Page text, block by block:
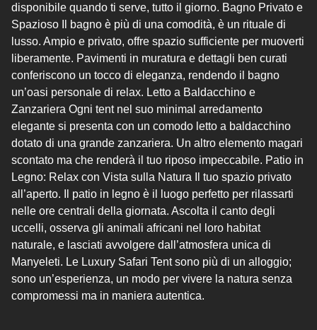
disponibile quando ti serve, tutto il giorno. Bagno Privato e
Spazioso Il bagno è più di una comodità, è un rituale di
lusso. Ampio e privato, offre spazio sufficiente per muoverti
liberamente. Pavimenti in muratura e dettagli ben curati
conferiscono un tocco di eleganza, rendendo il bagno
un’oasi personale di relax. Letto a Baldacchino e
Zanzariera Ogni tent nel suo minimal arredamento
elegante si presenta con un comodo letto a baldacchino
dotato di una grande zanzariera. Un altro elemento magari
scontato ma che renderà il tuo riposo impeccabile. Patio in
Legno: Relax con Vista sulla Natura Il tuo spazio privato
all’aperto. Il patio in legno è il luogo perfetto per rilassarti
nelle ore centrali della giornata. Ascolta il canto degli
uccelli, osserva gli animali africani nel loro habitat
naturale, e lasciati avvolgere dall’atmosfera unica di
Manyeleti. Le Luxury Safari Tent sono più di un alloggio;
sono un’esperienza, un modo per vivere la natura senza
compromessi ma in maniera autentica.